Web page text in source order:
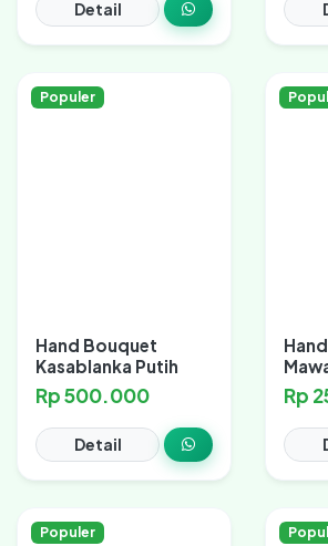
Detail
Populer
Hand Bouquet
Kasablanka Putih
Rp 500.000
Detail
Rp
Populer